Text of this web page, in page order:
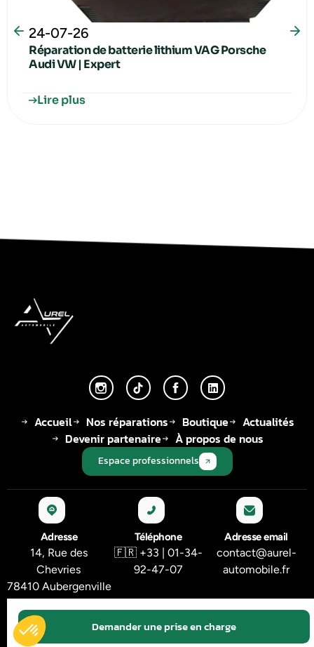
24-07-26
Réparation de batterie lithium VAG Porsche
Audi VW | Expert
Lire plus
Accueil Nos réparations Boutique
Actualités
Devenir partenaire
À propos de nous
Espace professionnels
Adresse
14, Rue des
Chevries
78410 Aubergenville
Téléphone
🇫🇷 +33 | 01-34-
92-47-07
Adresse email
contact@aurel-
automobile.fr
© 2026 Tous droits réservés - AUREL AUTOMOBILE
Politique de cookiesMentions légales